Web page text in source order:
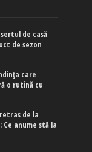
de casă
de sezon
care
o rutină cu
de la
anume stă la